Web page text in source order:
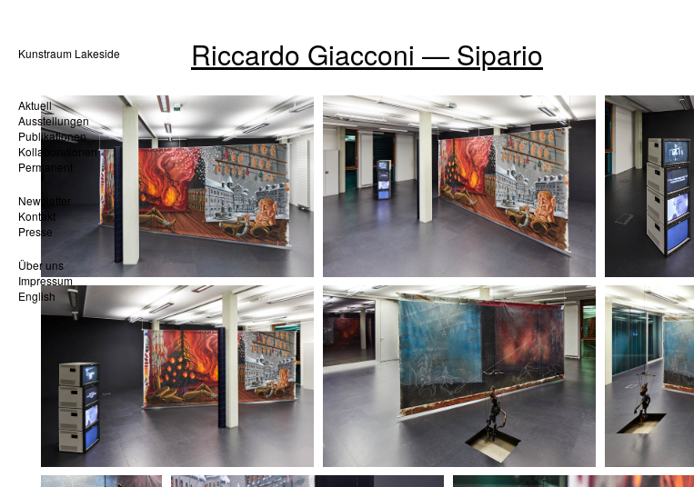
Kunstraum Lakeside
Aktuell
Ausstellungen
Publikationen
Kollaborationen
Permanent
Newsletter
Kontakt
Presse
Über uns
Impressum
English
Riccardo Giacconi — Sipario